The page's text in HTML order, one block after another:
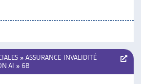
» ASSURANCE-INVALIDITÉ
AI » 6B